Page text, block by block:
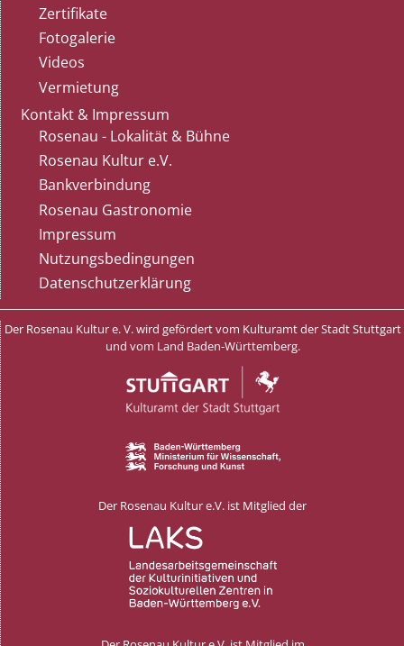
Zertifikate
Fotogalerie
Videos
Vermietung
Kontakt & Impressum
Rosenau - Lokalität & Bühne
Rosenau Kultur e.V.
Bankverbindung
Rosenau Gastronomie
Impressum
Nutzungsbedingungen
Datenschutzerklärung
Der Rosenau Kultur e. V. wird gefördert vom Kulturamt der Stadt Stuttgart
und vom Land Baden-Württemberg.
Der Rosenau Kultur e.V. ist Mitglied der